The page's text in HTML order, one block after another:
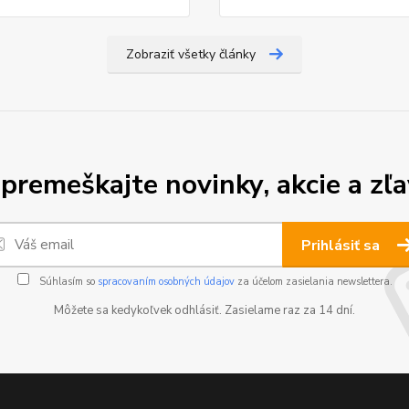
Zobraziť všetky články
novinky, akcie a
Prihlásiť sa
Súhlasím so spracovaním osobných údajovza účelom zasielania newslettera.
Môžete sa kedykoľvek odhlásiť. Zasielame raz za 14 dní.